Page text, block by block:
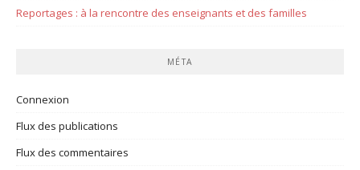
Reportages : à la rencontre des enseignants et des familles
MÉTA
Connexion
Flux des publications
Flux des commentaires